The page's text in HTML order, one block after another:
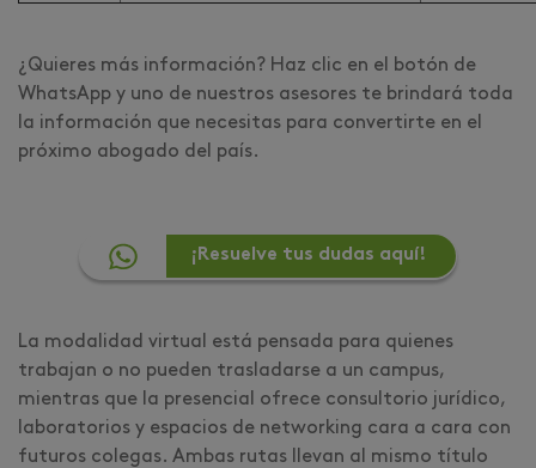
¿Quieres más información? Haz clic en el botón de
WhatsApp y uno de nuestros asesores te brindará toda
la información que necesitas para convertirte en el
próximo abogado del país.
¡Resuelve tus dudas aquí!
La modalidad virtual está pensada para quienes
trabajan o no pueden trasladarse a un campus,
mientras que la presencial ofrece consultorio jurídico,
laboratorios y espacios de networking cara a cara con
futuros colegas. Ambas rutas llevan al mismo título